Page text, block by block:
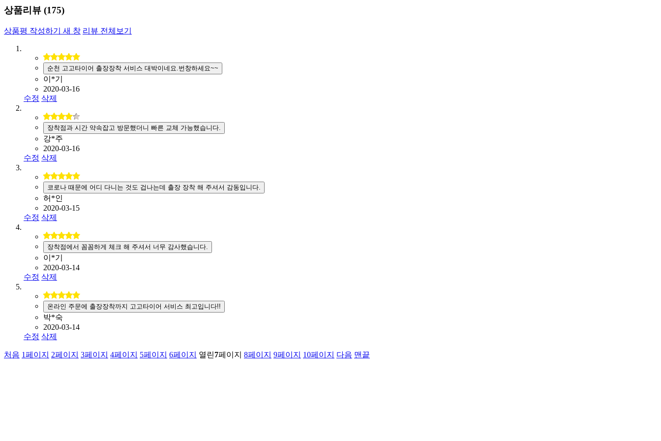
상품리뷰 (175)
상품평 작성하기 새 창 리뷰 전체보기
순천 고고타이어 출장장착 서비스 대박이네요.번창하세요~~
이*기
2020-03-16
수정 삭제
장착점과 시간 약속잡고 방문했더니 빠른 교체 가능했습니다.
강*주
2020-03-16
수정 삭제
코로나 때문에 어디 다니는 것도 겁나는데 출장 장착 해 주셔서 감동입니다.
허*인
2020-03-15
수정 삭제
장착점에서 꼼꼼하게 체크 해 주셔서 너무 감사했습니다.
이*기
2020-03-14
수정 삭제
온라인 주문에 출장장착까지 고고타이어 서비스 최고입니다!!
박*숙
2020-03-14
수정 삭제
처음 1페이지 2페이지 3페이지 4페이지 5페이지 6페이지 열린7페이지 8페이지 9페이지 10페이지 다음 맨끝